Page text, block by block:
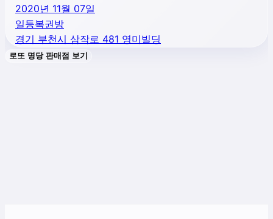
2020년 11월 07일
일등복권방
경기 부천시 삼작로 481 영미빌딩
로또 명당 판매점 보기